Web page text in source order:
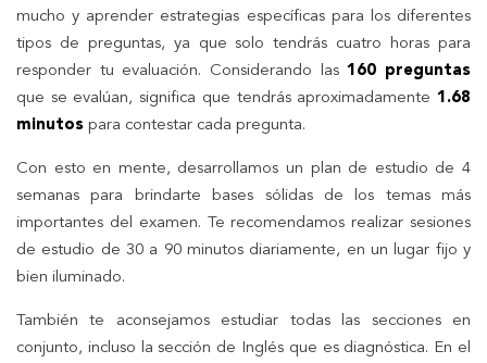
mucho y aprender estrategias específicas para los diferentes
tipos de preguntas, ya que solo tendrás cuatro horas para
responder tu evaluación. Considerando las160 preguntas
que se evalúan, significa que tendrás aproximadamente 1.68
minutos para contestar cada pregunta.
Con esto en mente, desarrollamos un plan de estudio de 4
semanas para brindarte bases sólidas de los temas más
importantes del examen. Te recomendamos realizar sesiones
de estudio de 30 a 90 minutos diariamente, en un lugar fijo y
bien iluminado.
También te aconsejamos estudiar todas las secciones en
conjunto, incluso la sección de Inglés que es diagnóstica. En el